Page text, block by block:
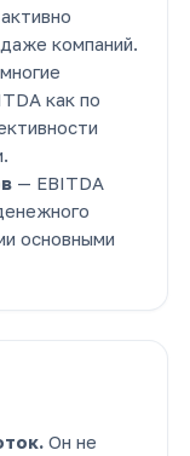
компаний.
как по
— EBITDA
основными
Он не